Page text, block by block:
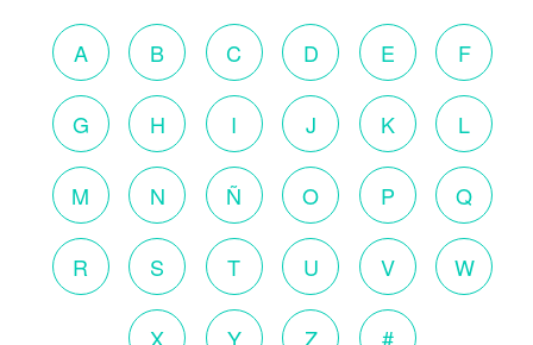
A B C D E F
G H I J K L
M N Ñ O P Q
R S T U V W
X Y Z #